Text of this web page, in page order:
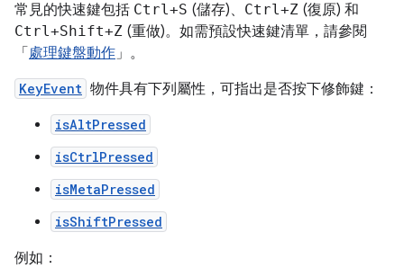
常見的快速鍵包括 Ctrl+S (儲存)、 Ctrl+Z (復原) 和
Ctrl+Shift+Z (重做)。如需預設快速鍵清單，請參閱
「 處理鍵盤動作」。
KeyEvent 物件具有下列屬性，可指出是否按下修飾鍵：
isAltPressed
isCtrlPressed
isMetaPressed
isShiftPressed
例如：